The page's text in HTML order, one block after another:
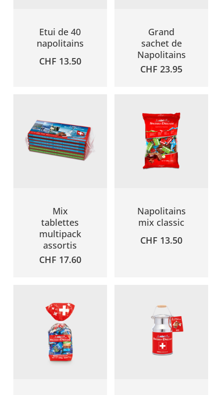
Etui de 40
napolitains
CHF 13.50
Grand
sachet de
Napolitains
CHF 23.95
Mix
tablettes
multipack
assortis
CHF 17.60
Napolitains
mix classic
CHF 13.50